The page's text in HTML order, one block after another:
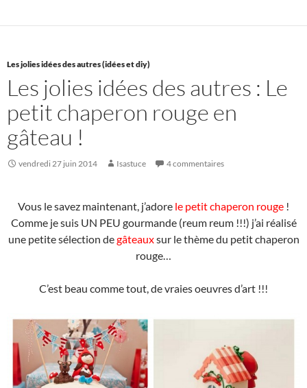
Les jolies idées des autres (idées et diy)
Les jolies idées des autres : Le
petit chaperon rouge en
gâteau !
vendredi 27 juin 2014 Isastuce 4 commentaires
Vous le savez maintenant, j’adore le petit chaperon rouge !
Comme je suis UN PEU gourmande (reum reum !!!) j’ai réalisé
une petite sélection degâteauxsur le thème du petit chaperon
rouge…
C’est beau comme tout, de vraies oeuvres d’art !!!